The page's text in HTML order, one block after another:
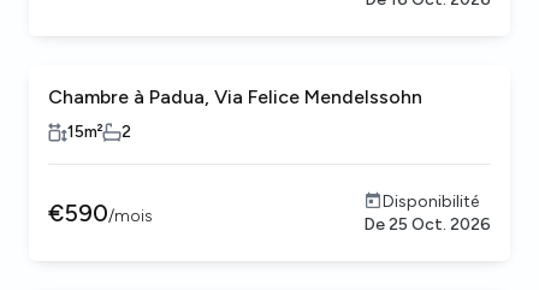
Chambre à Padua, Via Felice Mendelssohn
15m² 2
€590/mois
Disponibilité
De25 Oct. 2026